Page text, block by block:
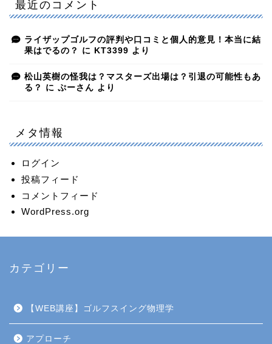
最近のコメント
ライザップゴルフの評判や口コミと個人的意見！本当に結
果はでるの？
に KT3399 より
松山英樹の怪我は？マスターズ出場は？引退の可能性もあ
る？
に ぷーさん より
メタ情報
ログイン
投稿フィード
コメントフィード
WordPress.org
カテゴリー
【WEB講座】ゴルフスイング物理学
アプローチ